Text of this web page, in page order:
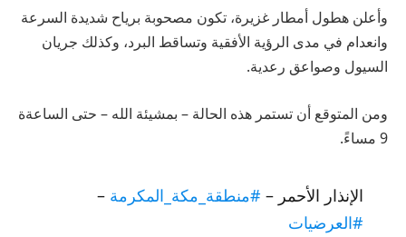
وأعلن هطول أمطار غزيرة، تكون مصحوبة برياح شديدة السرعة
وانعدام في مدى الرؤية الأفقية وتساقط البرد، وكذلك جريان
السيول وصواعق رعدية.
ومن المتوقع أن تستمر هذه الحالة – بمشيئة الله – حتى الساعةة
9 مساءً.
الإنذار الأحمر – #منطقة_مكة_المكرمة –
#العرضيات